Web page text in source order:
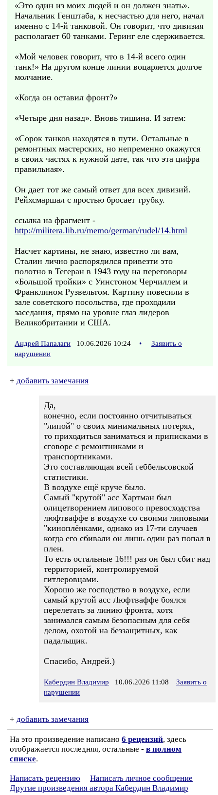
«Это один из моих людей и он должен знать».
Начальник Генштаба, к несчастью для него, начал
именно с 14-й танковой. Он говорит, что дивизия
располагает 60 танками. Геринг еле сдерживается.
«Мой человек говорит, что в 14-й всего один
танк!» На другом конце линии воцаряется долгое
молчание.
«Когда он оставил фронт?»
«Четыре дня назад». Вновь тишина. И затем:
«Сорок танков находятся в пути. Остальные в
ремонтных мастерских, но непременно окажутся
в своих частях к нужной дате, так что эта цифра
правильная».
Он дает тот же самый ответ для всех дивизий.
Рейхсмаршал с яростью бросает трубку.
ссылка на фрагмент -
http://militera.lib.ru/memo/german/rudel/14.html
Насчет картины, не знаю, известно ли вам,
Сталин лично распорядился привезти это
полотно в Тегеран в 1943 году на переговоры
«Большой тройки» с Уинстоном Черчиллем и
Франклином Рузвельтом. Картину повесили в
зале советского посольства, где проходили
заседания, прямо на уровне глаз лидеров
Великобритании и США.
Андрей Папалаги 10.06.2026 10:24 •
Заявить о
нарушении
+ добавить замечания
Да,
конечно, если постоянно отчитываться
"липой" о своих минимальных потерях,
то приходиться заниматься и приписками в
сговоре с ремонтниками и
транспортниками.
Это составляющая всей геббельсовской
статистики.
В воздухе ещё круче было.
Самый "крутой" асс Хартман был
олицетворением липового превосходства
люфтваффе в воздухе со своими липовыми
"киноплёнками, однако из 17-ти случаев
когда его сбивали он лишь один раз попал в
плен.
То есть остальные 16!!! раз он был сбит над
территорией, контролируемой
гитлеровцами.
Хорошо же господство в воздухе, если
самый крутой асс Люфтваффе боялся
перелетать за линию фронта, хотя
занимался самым безопасным для себя
делом, охотой на беззащитных, как
падальщик.
Спасибо, Андрей.)
Кабердин Владимир 10.06.2026 11:08
Заявить о
нарушении
+ добавить замечания
На это произведение написано 6 рецензий, здесь
отображается последняя, остальные - в полном
списке.
Написать рецензию
Написать личное сообщение
Другие произведения автора Кабердин Владимир